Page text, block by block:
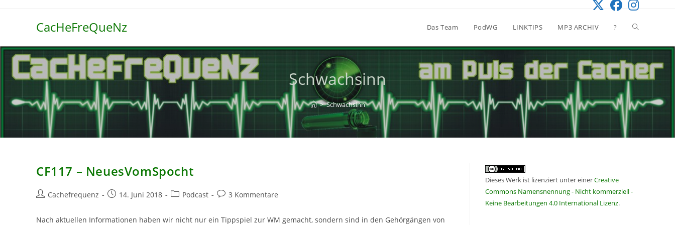
CacHeFreQueNz Das Team PodWG LINKTIPS MP3 ARCHIV ? Website-
Suche
umschalten
Schwachsinn
> Schwachsinn
CF117 – NeuesVomSpocht
Beitrags-
Cachefrequenz
Beitrag14. Juni 2018
Beitrags-
Podcast
Beitrags-
3 Kommentare
Nach aktuellen Informationen haben wir nicht nur ein Tippspiel zur WM gemacht, sondern sind in den Gehörgängen von
Dieses Werk ist lizenziert unter einerCreative
Commons Namensnennung - Nicht kommerziell -
Keine Bearbeitungen 4.0 International Lizenz.